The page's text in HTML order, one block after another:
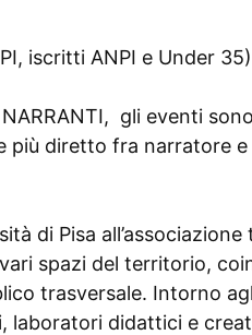
iscritti ANPI e Under 35)
gli eventi
più diretto fra narratore
di Pisa all’associazione
spazi del territorio,
trasversale. Intorno
laboratori didattici e